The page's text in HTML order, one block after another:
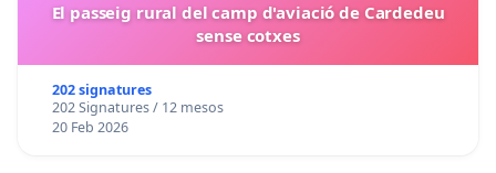
El passeig rural del camp d'aviació de Cardedeu
sense cotxes
202 signatures
202 Signatures / 12 mesos
20 Feb 2026